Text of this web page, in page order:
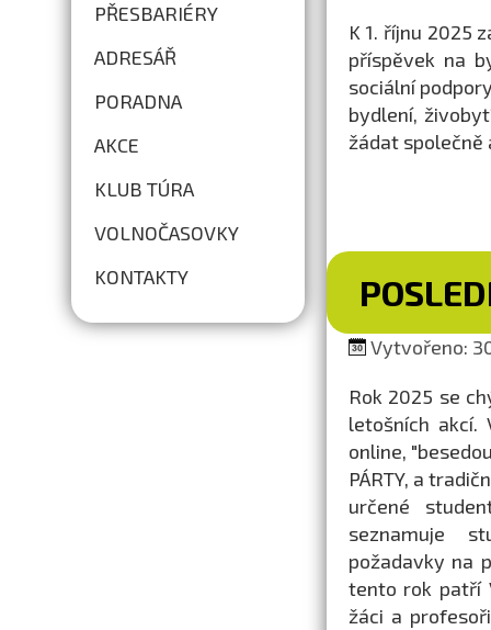
PŘESBARIÉRY
ADRESÁŘ
PORADNA
AKCE
KLUB TÚRA
VOLNOČASOVKY
KONTAKTY
K 1. říjnu 2025
příspěvek na
sociální
bydlení,
žádat společně
Vytvořeno:
Rok 2025 se
letošních akcí.
online,
PÁRTY, a
určené
seznamuje
požadavky na
tento rok patří
žáci a